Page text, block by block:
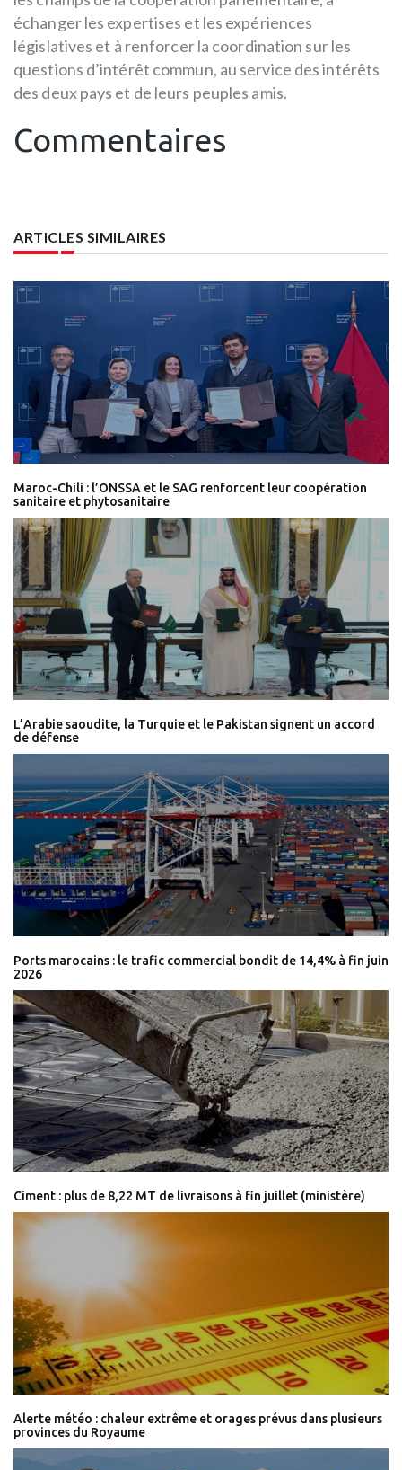
échanger les expertises et les expériences
législatives et à renforcer la coordination sur les
questions d’intérêt commun, au service des intérêts
des deux pays et de leurs peuples amis.
Commentaires
ARTICLES SIMILAIRES
Maroc-Chili : l’ONSSA et le SAG renforcent leur coopération
sanitaire et phytosanitaire
L’Arabie saoudite, la Turquie et le Pakistan signent un accord
de défense
Ports marocains : le trafic commercial bondit de 14,4% à fin juin
2026
Ciment : plus de 8,22 MT de livraisons à fin juillet (ministère)
Alerte météo : chaleur extrême et orages prévus dans plusieurs
provinces du Royaume